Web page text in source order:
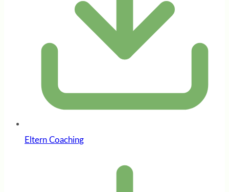
Eltern Coaching